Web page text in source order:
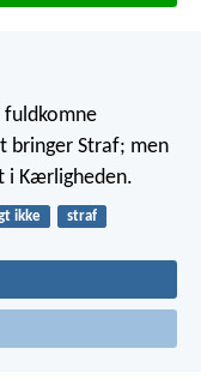
fuldkomne
bringer Straf; men
i Kærligheden.
ikke straf